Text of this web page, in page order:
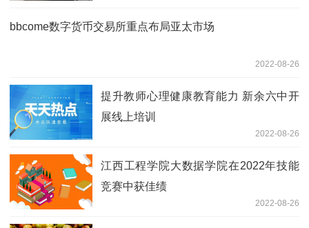
bbcome数字货币交易所重点布局亚太市场
2022-08-26
提升教师心理健康教育能力 新余六中开
展线上培训
2022-08-26
江西工程学院大数据学院在2022年技能
竞赛中获佳绩
2022-08-26